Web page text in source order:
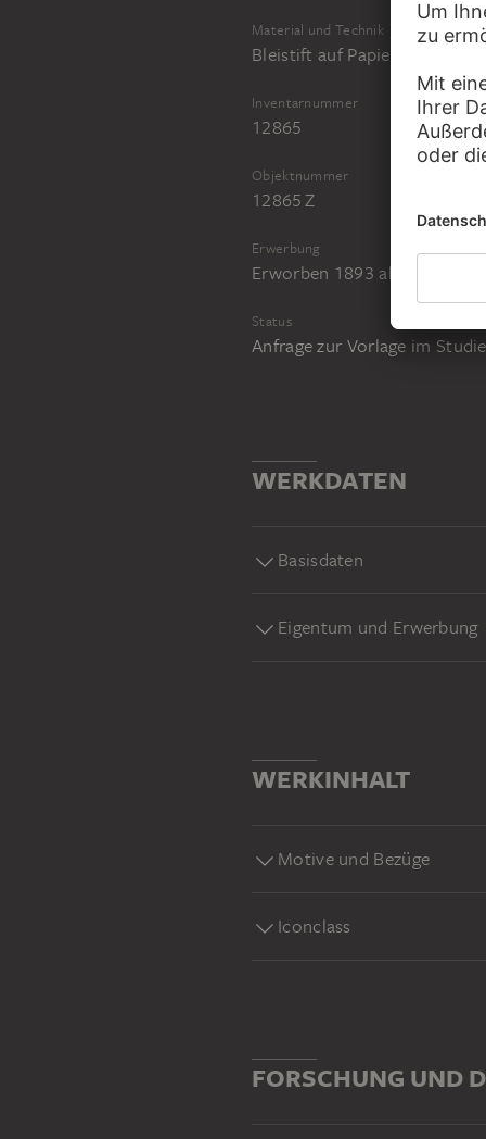
Material und Technik
Bleistift auf Papier
Inventarnummer
12865
Objektnummer
12865 Z
Erwerbung
Erworben 1893 als
Status
Anfrage zur Vorlage im
WERKDATEN
Basisdaten
Eigentum und Erwerbung
WERKINHALT
Motive und Bezüge
Iconclass
FORSCHUNG UND